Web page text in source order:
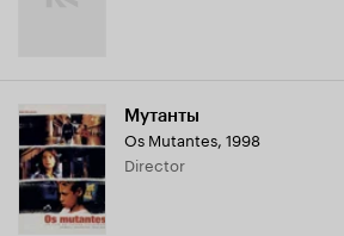
Мутанты
Os Mutantes, 1998
Director